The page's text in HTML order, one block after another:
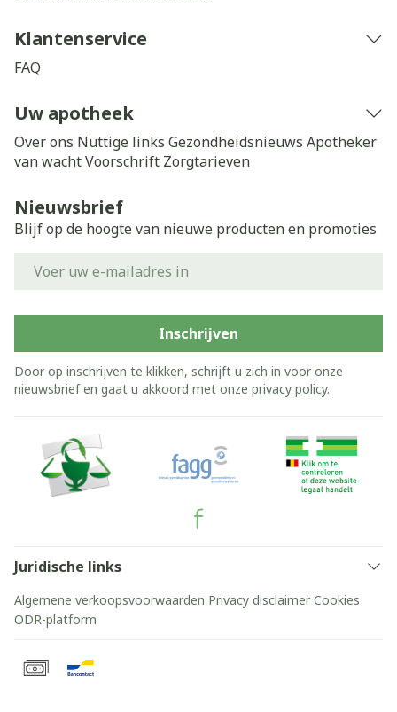
Klantenservice
FAQ
Uw apotheek
Over ons Nuttige links Gezondheidsnieuws Apotheker
van wachtVoorschrift Zorgtarieven
Nieuwsbrief
Blijf op de hoogte van nieuwe producten en promoties
Inschrijven
Door op inschrijven te klikken, schrijft u zich in voor onze
nieuwsbrief en gaat u akkoord met onze privacy policy.
Juridische links
Algemene verkoopsvoorwaarden Privacy disclaimer Cookies
ODR-platform